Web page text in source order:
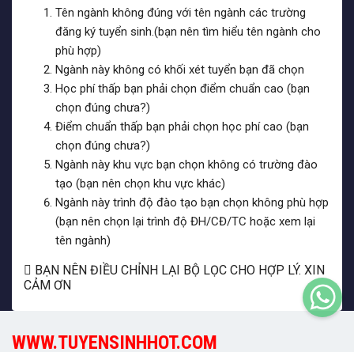
Tên ngành không đúng với tên ngành các trường
đăng ký tuyển sinh.(bạn nên tìm hiểu tên ngành cho
phù hợp)
Ngành này không có khối xét tuyển bạn đã chọn
Học phí thấp bạn phải chọn điểm chuẩn cao (bạn
chọn đúng chưa?)
Điểm chuẩn thấp bạn phải chọn học phí cao (bạn
chọn đúng chưa?)
Ngành này khu vực bạn chọn không có trường đào
tạo (bạn nên chọn khu vực khác)
Ngành này trình độ đào tạo bạn chọn không phù hợp
(bạn nên chọn lại trình độ ĐH/CĐ/TC hoặc xem lại
tên ngành)
BẠN NÊN ĐIỀU CHỈNH LẠI BỘ LỌC CHO HỢP LÝ. XIN
CẢM ƠN
WWW.TUYENSINHHOT.COM